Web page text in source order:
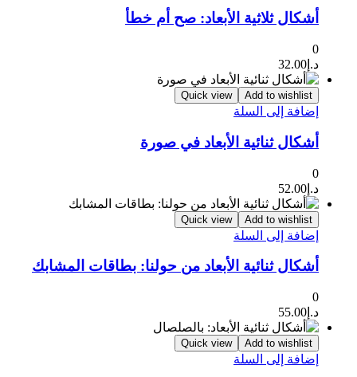
أشكال ثلاثية الأبعاد: صح أم خطأ
0
د.إ 32.00
Add to wishlist
Quick view
إضافة إلى السلة
أشكال ثنائية الأبعاد في صورة
0
د.إ 52.00
Add to wishlist
Quick view
إضافة إلى السلة
أشكال ثنائية الأبعاد من حولنا: بطاقات المشابك
0
د.إ 55.00
Add to wishlist
Quick view
إضافة إلى السلة